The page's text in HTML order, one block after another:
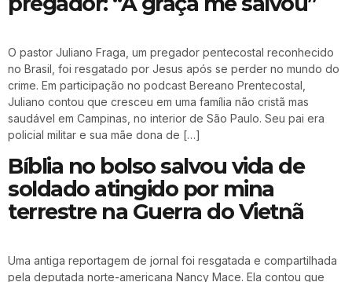
O pastor Juliano Fraga, um pregador pentecostal reconhecido
no Brasil, foi resgatado por Jesus após se perder no mundo do
crime. Em participação no podcast Bereano Prentecostal,
Juliano contou que cresceu em uma família não cristã mas
saudável em Campinas, no interior de São Paulo. Seu pai era
policial militar e sua mãe dona de […]
Bíblia no bolso salvou vida de
soldado atingido por mina
terrestre na Guerra do Vietnã
Uma antiga reportagem de jornal foi resgatada e compartilhada
pela deputada norte-americana Nancy Mace. Ela contou que